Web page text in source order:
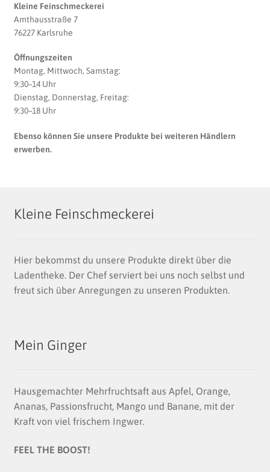
Kleine Feinschmeckerei
Amthausstraße 7
76227 Karlsruhe
Öffnungszeiten
Montag, Mittwoch, Samstag:
9:30–14 Uhr
Dienstag, Donnerstag, Freitag:
9:30–18 Uhr
Ebenso können Sie unsere Produkte bei weiteren Händlern
erwerben.
Kleine Feinschmeckerei
Hier bekommst du unsere Produkte direkt über die
Ladentheke. Der Chef serviert bei uns noch selbst und
freut sich über Anregungen zu unseren Produkten.
Mein Ginger
Hausgemachter Mehrfruchtsaft aus Apfel, Orange,
Ananas, Passionsfrucht, Mango und Banane, mit der
Kraft von viel frischem Ingwer.
FEEL THE BOOST!